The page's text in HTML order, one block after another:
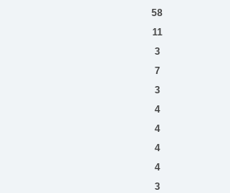
58
11
3
7
3
4
4
4
4
3